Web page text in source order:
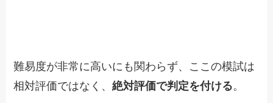
難易度が非常に高いにも関わらず、ここの模試は
相対評価ではなく、絶対評価で判定を付ける。